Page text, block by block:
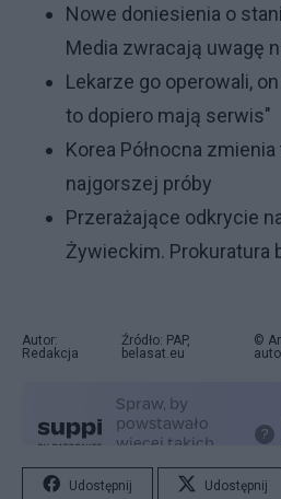
Nowe doniesienia o
Media zwracają uwagę
Lekarze go operowali,
to dopiero mają serwis"
Korea Północna
najgorszej próby
Przerażające odkrycie
Żywieckim. Prokuratura
Autor:
Redakcja
Źródło: PAP,
belasat.eu
©
Udostępnij Udostępnij